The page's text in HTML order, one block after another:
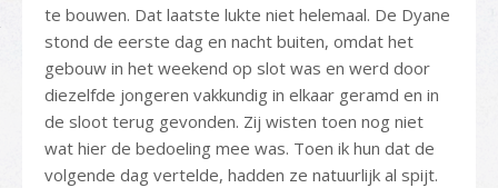
te bouwen. Dat laatste lukte niet helemaal. De Dyane
stond de eerste dag en nacht buiten, omdat het
gebouw in het weekend op slot was en werd door
diezelfde jongeren vakkundig in elkaar geramd en in
de sloot terug gevonden. Zij wisten toen nog niet
wat hier de bedoeling mee was. Toen ik hun dat de
volgende dag vertelde, hadden ze natuurlijk al spijt.